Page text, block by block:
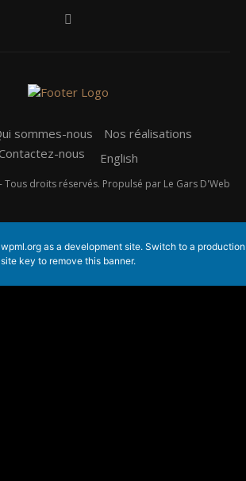
sommes-nous
Nos réalisations
nous
English
Tous droits réservés. Propulsé par Le Gars D'Web
wpml.org as a development site. Switch to a production
site key to remove this banner.